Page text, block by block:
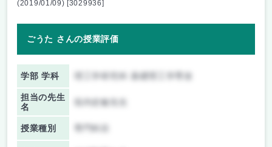
(2019/01/09) [3029936]
ごうた さんの授業評価
学部 学科
担当の先生
名
垣内史敏先生
授業種別